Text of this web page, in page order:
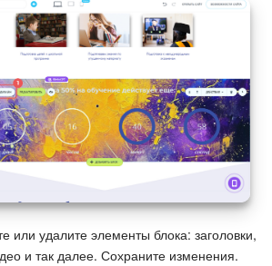
или удалите элементы блока: заголовки,
и так далее. Сохраните изменения.